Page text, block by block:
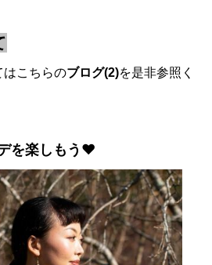
はこちらのブログ(2)を是非参照く
を楽しもう❤️